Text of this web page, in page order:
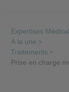
Expertises
À la une >
Traitements >
Prise en charge